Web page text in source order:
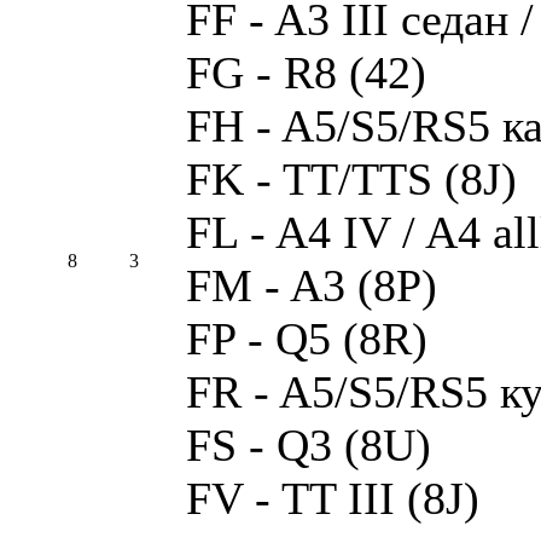
FF - A3 III седан
FG - R8 (42)
FH - A5/S5/RS5
FK - TT/TTS (8J)
FL - A4 IV / A4
FM - A3 (8P)
FP - Q5 (8R)
FR - A5/S5/RS5
FS - Q3 (8U)
FV - TT III (8J)
8 3